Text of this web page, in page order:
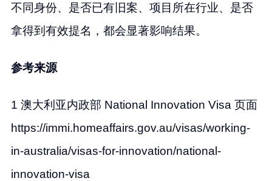
不同身份、是否已有旧案、项目所在行业、是否
拿得到有效提名，都会显著影响结果。
参考来源
1 澳大利亚内政部 National Innovation Visa 页面
https://immi.homeaffairs.gov.au/visas/working-
in-australia/visas-for-innovation/national-
innovation-visa